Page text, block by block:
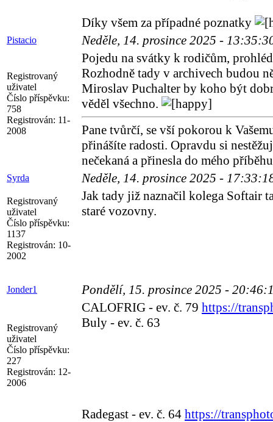
Díky všem za případné poznatky
Pistacio Neděle, 14. prosince 2025 -
Registrovaný
uživatel
Číslo příspěvku:
758
Registrován: 11-
2008
Pojedu na svátky k rodičům,
Rozhodně tady v archivech budou
Miroslav Puchalter by koho být
věděl všechno.
Pane tvůrčí, se vší pokorou k
přinášíte radosti. Opravdu si
nečekaná a přinesla do mého
Syrda Neděle, 14. prosince 2025 -
Registrovaný
uživatel
Číslo příspěvku:
1137
Registrován: 10-
2002
Jak tady již naznačil kolega Softair
staré vozovny.
Jonder1 Pondělí, 15. prosince 2025 -
Registrovaný
uživatel
Číslo příspěvku:
227
Registrován: 12-
2006
CALOFRIG - ev. č. 79 https://
Buly - ev. č. 63
Radegast - ev. č. 64 https://